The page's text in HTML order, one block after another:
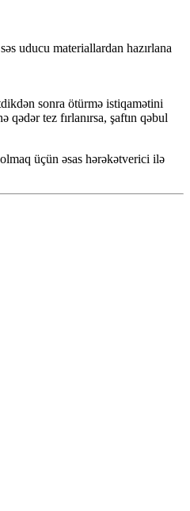
uducu materiallardan hazırlana
sonra ötürmə istiqamətini
tez fırlanırsa, şaftın qəbul
üçün əsas hərəkətverici ilə